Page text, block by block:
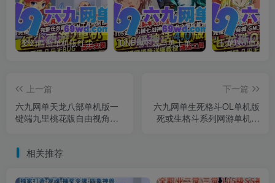
梦幻西游单机版红尘西游2微变独家打造龙魂抽奖令牌四象神兽 DNF地下城与勇士单机版110级神话版4.0全主线任务龙之庭院机械七战神实验室
上一篇
六九网单天龙八部单机版一
键端九里桃花版自由视角神
下一篇
六九网单生死格斗OL单机版
死或生格斗系列网游单机版
相关推荐